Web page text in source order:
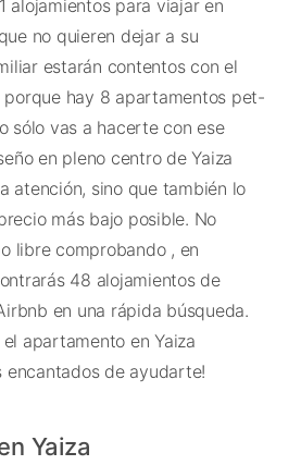
alojamientos para viajar en
no quieren dejar a su
estarán contentos con el
porque hay 8 apartamentos pet-
sólo vas a hacerte con ese
en pleno centro de Yaiza
atención, sino que también lo
más bajo posible. No
libre comprobando , en
48 alojamientos de
en una rápida búsqueda.
apartamento en Yaiza
encantados de ayudarte!
Yaiza